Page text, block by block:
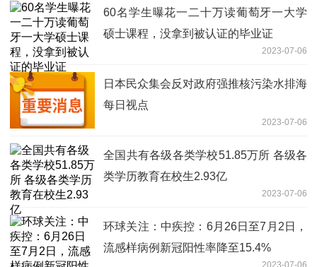
60名学生曝花一二十万读葡萄牙一大学
硕士课程，没拿到被认证的毕业证
2023-07-06
日本民众集会反对政府强推核污染水排海
每日视点
2023-07-06
全国共有各级各类学校51.85万所 各级各
类学历教育在校生2.93亿
2023-07-06
环球关注：中疾控：6月26日至7月2日，
流感样病例新冠阳性率降至15.4%
2023-07-06